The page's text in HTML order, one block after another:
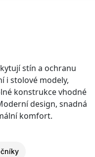
stín a ochranu
i stolové modely,
konstrukce vhodné
design, snadná
komfort.